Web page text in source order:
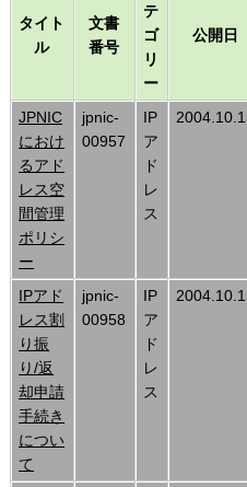
タイト
ル
文書
番号
テ
ゴ
リ
ー
公開日
JPNIC
におけ
るアド
レス空
間管理
ポリシ
ー
jpnic-
00957
IP
ア
ド
レ
ス
IPアド
レス割
り振
り/返
却申請
手続き
につい
て
jpnic-
00958
IP
ア
ド
レ
ス